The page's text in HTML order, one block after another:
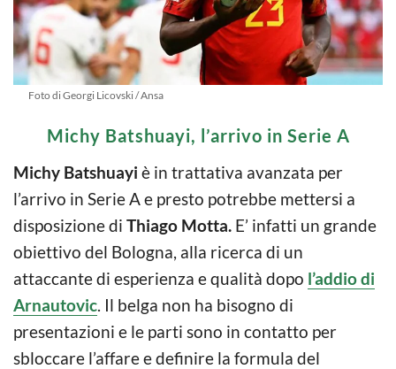
Foto di Georgi Licovski / Ansa
Michy Batshuayi, l’arrivo in Serie A
Michy Batshuayi è in trattativa avanzata per
l’arrivo in Serie A e presto potrebbe mettersi a
disposizione di Thiago Motta. E’ infatti un grande
obiettivo del Bologna, alla ricerca di un
attaccante di esperienza e qualità dopo l’addio di
Arnautovic. Il belga non ha bisogno di
presentazioni e le parti sono in contatto per
sbloccare l’affare e definire la formula del